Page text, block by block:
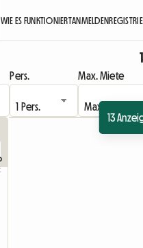
WIE ES FUNKTIONIERTANMELDEN
Pers.
Max. Miete
13